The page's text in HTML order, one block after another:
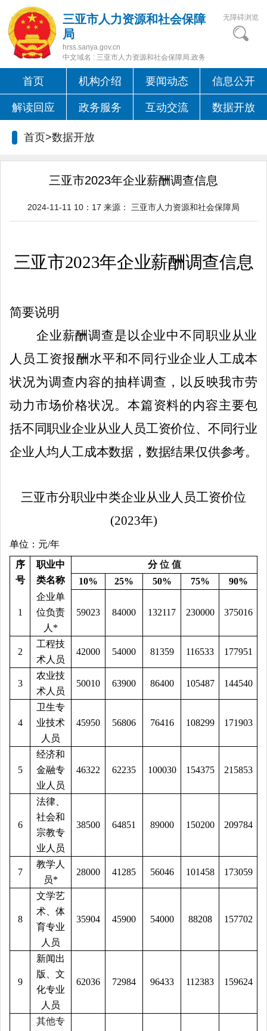
三亚市人力资源和社会保障
局
hrss.sanya.gov.cn
中文域名 : 三亚市人力资源和社会保障局.政务
无障碍浏览
首页 机构介绍 要闻动态 信息公开
解读回应 政务服务 互动交流 数据开放
首页>数据开放
三亚市2023年企业薪酬调查信息
2024-11-11 10：17 来源： 三亚市人力资源和社会保障局
三亚市2023年企业薪酬调查信息
简要说明
企业薪酬调查是以企业中不同职业从业
人员工资报酬水平和不同行业企业人工成本
状况为调查内容的抽样调查 ， 以反映我市劳
动力市场价格状况。 本篇资料的内容主要包
括不同职业企业从业人员工资价位、 不同行业
企业人均人工成本数据，数据结果仅供参考。
三亚市分职业中类企业从业人员工资价位
(2023年)
单位：元/年
序
号
职业中
类名称
分 位 值
10%
25% 50% 75% 90%
1
企业单
位负责
人 *
59023 84000 132117 230000 375016
2
工程技
术人员
42000 54000 81359 116533 177951
3
农业技
术人员
50010 63900 86400 105487 144540
4
卫生专
业技术
人员
45950 56806 76416 108299 171903
5
经济和
金融专
业人员
46322 62235 100030 154375 215853
6
法律、
社会和
宗教专
业人员
38500 64851 89000 150200 209784
7
教学人
员*
28000 41285 56046 101458 173059
8
文学艺
术、体
育专业
人员
35904 45900 54000 88208 157702
9
新闻出
版、文
化专业
人员
62036 72984 96433 112383 159624
其他专